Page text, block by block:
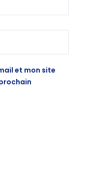
et mon site